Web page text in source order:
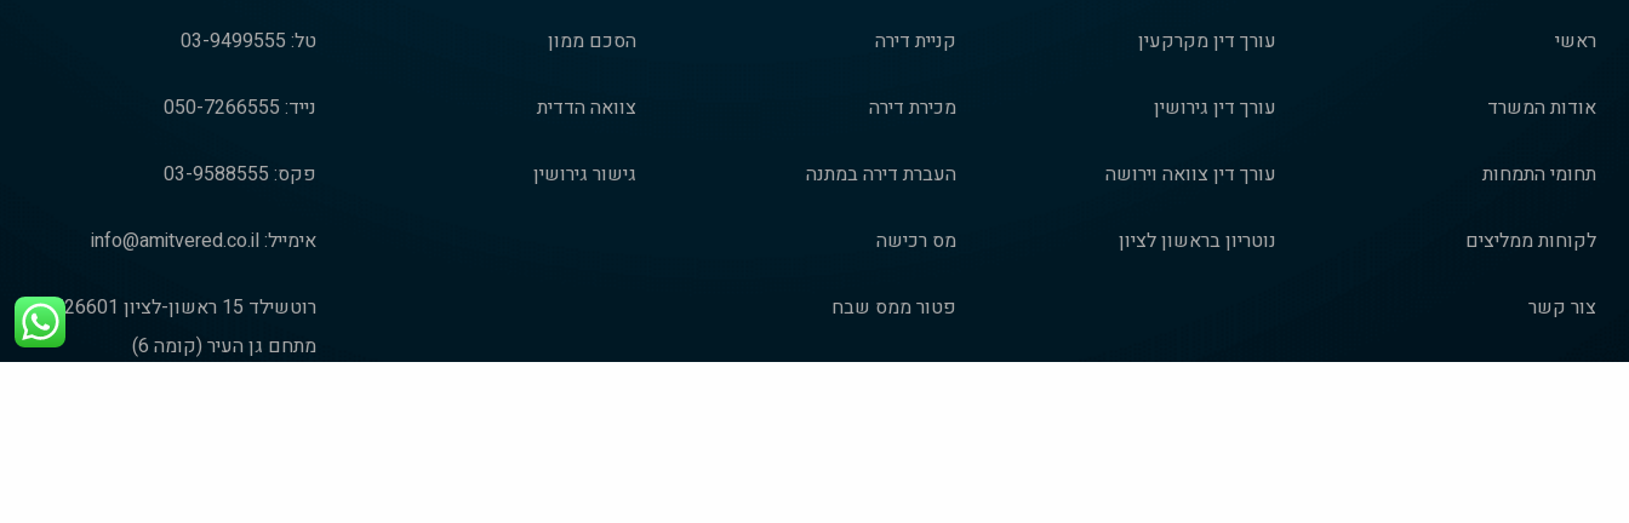
ראשי
אודות המשרד
תחומי התמחות
לקוחות ממליצים
צור קשר
עורך דין מקרקעין
עורך דין גירושין
עורך דין צוואה וירושה
נוטריון בראשון לציון
קניית דירה
מכירת דירה
העברת דירה במתנה
מס רכישה
פטור ממס שבח
הסכם ממון
צוואה הדדית
גישור גירושין
טל: 03-9499555
נייד: 050-7266555
פקס: 03-9588555
אימייל:info@amitvered.co.il
רוטשילד 15 ראשון-לציון 7526601
מתחם גן העיר (קומה 6)